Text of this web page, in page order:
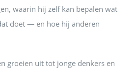
waarin hij zelf kan bepalen wat
doet — en hoe hij anderen
groeien uit tot jonge denkers en